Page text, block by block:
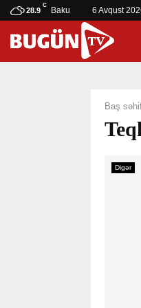
28.9
C
Baku 6 Avqust
Baş
Digər